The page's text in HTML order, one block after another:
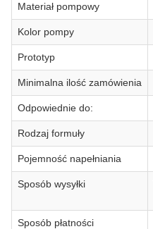
Materiał pompowy
Kolor pompy
Prototyp
Minimalna ilość zamówienia
Odpowiednie do:
Rodzaj formuły
Pojemność napełniania
Sposób wysyłki
Sposób płatności